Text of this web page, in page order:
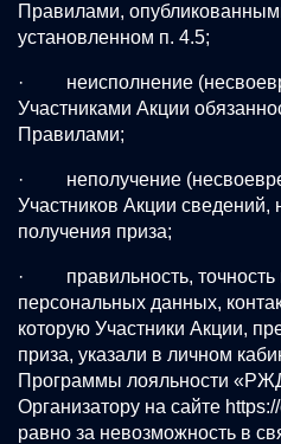
Правилами,
установленном п. 4.5;
· неисполнение
Участниками Акции
Правилами;
· неполучение
Участников Акции сведений,
получения приза;
· правильность, точность
персональных данных,
которую Участники Акции,
приза, указали в личном
Программы лояльности
Организатору на сайте
равно за невозможность в